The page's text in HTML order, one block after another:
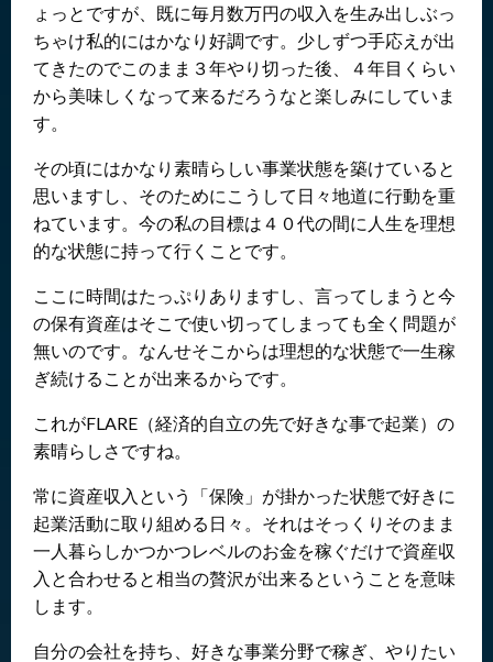
ょっとですが、既に毎月数万円の収入を生み出しぶっ
ちゃけ私的にはかなり好調です。少しずつ手応えが出
てきたのでこのまま３年やり切った後、４年目くらい
から美味しくなって来るだろうなと楽しみにしていま
す。
その頃にはかなり素晴らしい事業状態を築けていると
思いますし、そのためにこうして日々地道に行動を重
ねています。今の私の目標は４０代の間に人生を理想
的な状態に持って行くことです。
ここに時間はたっぷりありますし、言ってしまうと今
の保有資産はそこで使い切ってしまっても全く問題が
無いのです。なんせそこからは理想的な状態で一生稼
ぎ続けることが出来るからです。
これがFLARE（経済的自立の先で好きな事で起業）の
素晴らしさですね。
常に資産収入という「保険」が掛かった状態で好きに
起業活動に取り組める日々。それはそっくりそのまま
一人暮らしかつかつレベルのお金を稼ぐだけで資産収
入と合わせると相当の贅沢が出来るということを意味
します。
自分の会社を持ち、好きな事業分野で稼ぎ、やりたい